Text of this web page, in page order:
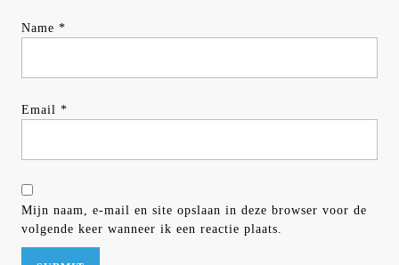
Name *
Email *
Mijn naam, e-mail en site opslaan in deze browser voor de
volgende keer wanneer ik een reactie plaats.